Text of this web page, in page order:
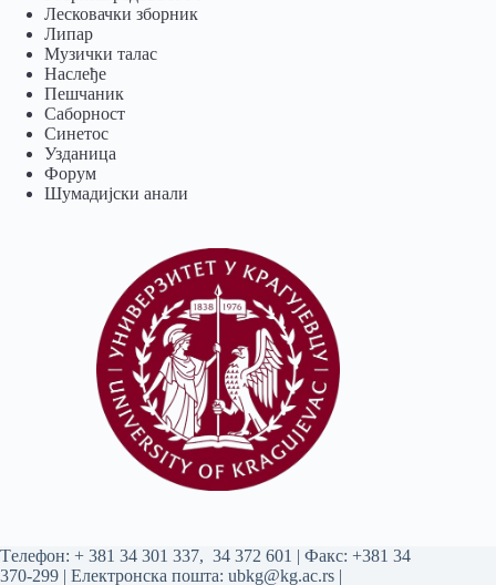
Лесковачки зборник
Липар
Музички талас
Наслеђе
Пешчаник
Саборност
Синетос
Узданица
Форум
Шумадијски анали
Tелефон: + 381 34 301 337, 34 372 601 | Факс: +381 34
370-299 | Електронска пошта: ubkg@kg.ac.rs |